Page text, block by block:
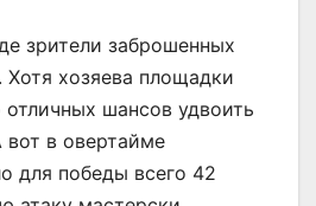
зрители заброшенных
хозяева площадки
шансов удвоить
в овертайме
для победы всего 42